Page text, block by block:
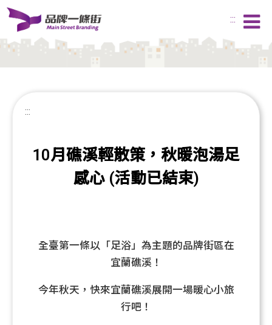
:::
:::
10月礁溪輕散策，秋暖泡湯足
感心 (活動已結束)
全臺第一條以「足浴」為主題的品牌街區在
宜蘭礁溪！
今年秋天，快來宜蘭礁溪展開一場暖心小旅
行吧！